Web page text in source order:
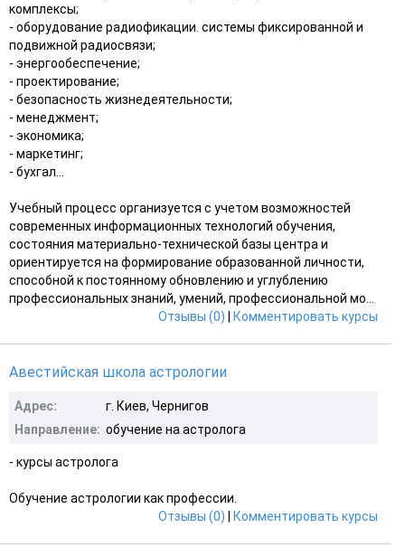
комплексы;
- оборудование радиофикации. системы фиксированной и
подвижной радиосвязи;
- энергообеспечение;
- проектирование;
- безопасность жизнедеятельности;
- менеджмент;
- экономика;
- маркетинг;
- бухгал...
Учебный процесс организуется с учетом возможностей
современных информационных технологий обучения,
состояния материально-технической базы центра и
ориентируется на формирование образованной личности,
способной к постоянному обновлению и углублению
профессиональных знаний, умений, профессиональной мо...
Отзывы (0)
Комментировать курсы
Авестийская школа астрологии
Адрес:
г. Киев, Чернигов
Направление: обучение на астролога
- курсы астролога
Обучение астрологии как профессии.
Отзывы (0)
Комментировать курсы